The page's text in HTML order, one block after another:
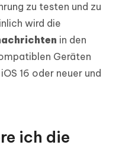
zu testen und zu
wird die
in den
Geräten
16 oder neuer und
ich die